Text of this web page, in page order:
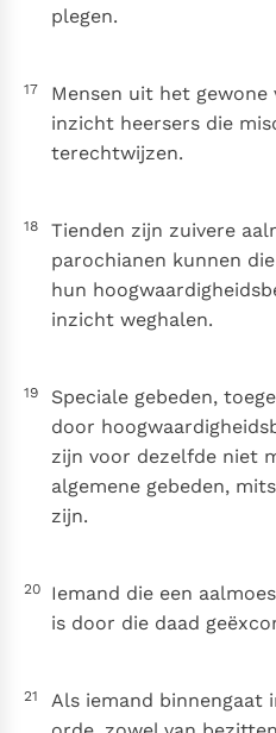
plegen.
17
Mensen uit het gewone
inzicht heersers die
terechtwijzen.
18
Tienden zijn zuivere
parochianen kunnen
hun
inzicht weghalen.
19
Speciale gebeden,
door
zijn voor dezelfde niet
algemene gebeden,
zijn.
20
Iemand die een
is door die daad
21
Als iemand binnengaat